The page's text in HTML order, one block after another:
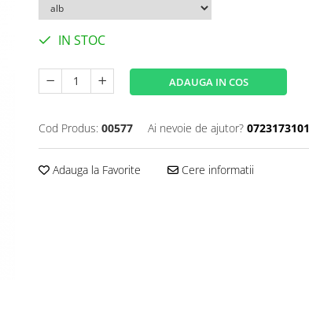
IN STOC
ADAUGA IN COS
Cod Produs: 00577 Ai nevoie de ajutor? 0723173101
Adauga la Favorite Cere informatii